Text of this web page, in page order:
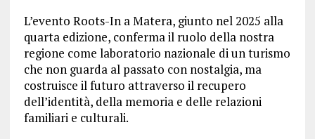
L’evento Roots-In a Matera, giunto nel 2025 alla
quarta edizione, conferma il ruolo della nostra
regione come laboratorio nazionale di un turismo
che non guarda al passato con nostalgia, ma
costruisce il futuro attraverso il recupero
dell’identità, della memoria e delle relazioni
familiari e culturali.